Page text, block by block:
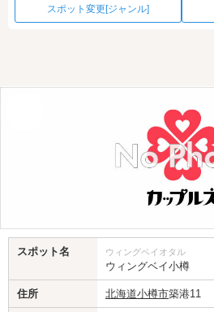
スポット変更[ジャンル]
スポット名 ウィングベイオタル
ウィングベイ小樽
住所 北海道小樽市築港11